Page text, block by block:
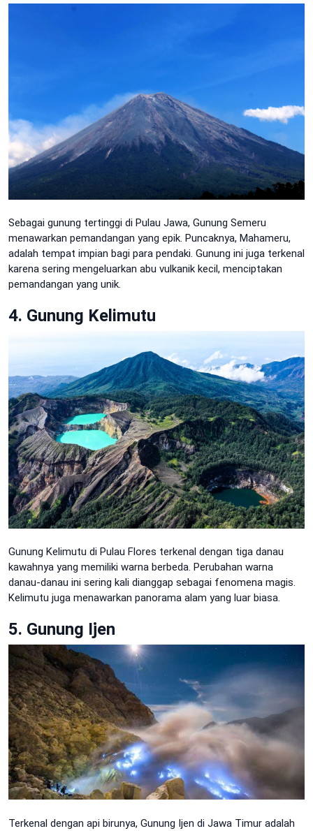
Sebagai gunung tertinggi di Pulau Jawa, Gunung Semeru
menawarkan pemandangan yang epik. Puncaknya, Mahameru,
adalah tempat impian bagi para pendaki. Gunung ini juga terkenal
karena sering mengeluarkan abu vulkanik kecil, menciptakan
pemandangan yang unik.
4. Gunung Kelimutu
Gunung Kelimutu di Pulau Flores terkenal dengan tiga danau
kawahnya yang memiliki warna berbeda. Perubahan warna
danau-danau ini sering kali dianggap sebagai fenomena magis.
Kelimutu juga menawarkan panorama alam yang luar biasa.
5. Gunung Ijen
Terkenal dengan api birunya, Gunung Ijen di Jawa Timur adalah